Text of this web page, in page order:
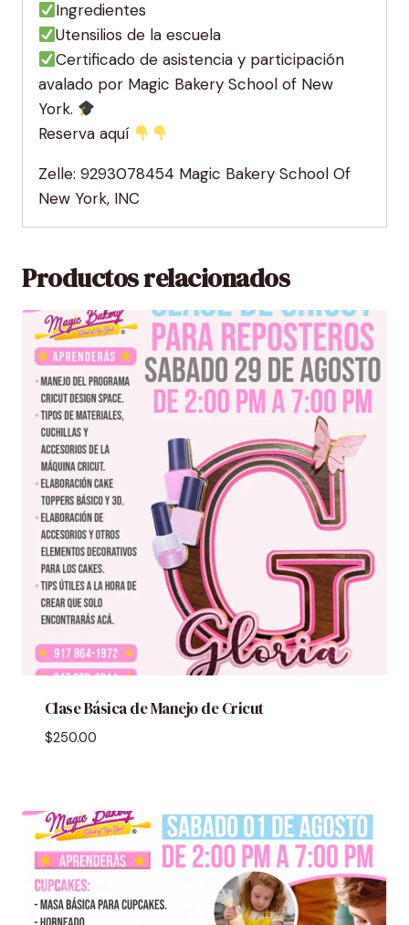
Ingredientes
Utensilios de la escuela
Certificado de asistencia y participación
avalado por Magic Bakery School of New
York.
Reserva aquí
Zelle: 9293078454 Magic Bakery School Of
New York, INC
Productos relacionados
Clase Básica de Manejo de Cricut
$250.00